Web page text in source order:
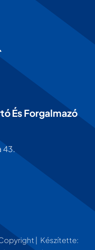
És Forgalmazó
43.
| Készítette: